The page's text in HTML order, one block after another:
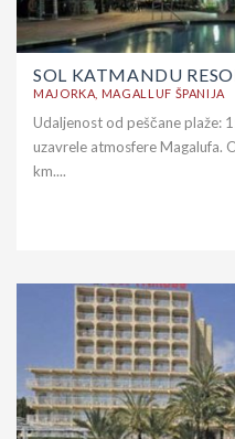
SOL KATMANDU
MAJORKA, MAGALLUF ŠPANIJA
Udaljenost od peščane plaže:
uzavrele atmosfere Magalufa.
km....